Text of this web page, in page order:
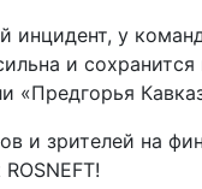
инцидент, у
и
«Предгорья
и зрителей на